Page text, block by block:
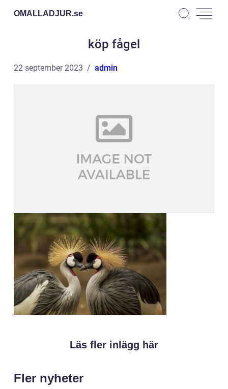
OMALLADJUR.se
köp fågel
22 september 2023 admin
Läs fler inlägg här
Fler nyheter